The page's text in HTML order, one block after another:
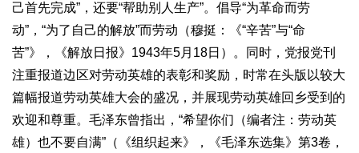
己首先完成”，还要“帮助别人生产”。倡导“为革命而劳
动”，“为了自己的解放”而劳动（穆挺：《“辛苦”与“命
苦”》，《解放日报》1943年5月18日）。同时，党报党刊
注重报道边区对劳动英雄的表彰和奖励，时常在头版以较大
篇幅报道劳动英雄大会的盛况，并展现劳动英雄回乡受到的
欢迎和尊重。毛泽东曾指出，“希望你们（编者注：劳动英
雄）也不要自满”（《组织起来》，《毛泽东选集》第3卷，